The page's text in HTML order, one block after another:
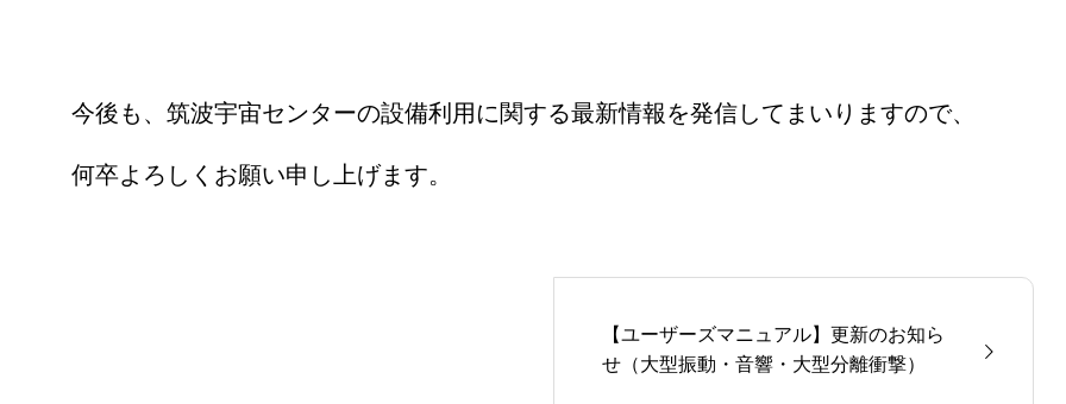
今後も、筑波宇宙センターの設備利用に関する最新情報を発信してまいりますので、
何卒よろしくお願い申し上げます。
【ユーザーズマニュアル】更新のお知ら
せ（大型振動・音響・大型分離衝撃）